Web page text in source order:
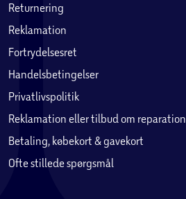
Returnering
Reklamation
Fortrydelsesret
Handelsbetingelser
Privatlivspolitik
Reklamation eller tilbud om reparation
Betaling, købekort & gavekort
Ofte stillede spørgsmål